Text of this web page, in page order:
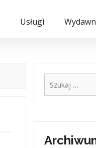
Usługi